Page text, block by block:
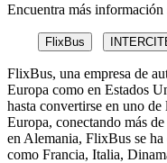
Encuentra más información
FlixBus
FlixBus, una empresa de
Europa como en Estados
hasta convertirse en uno de
Europa, conectando más
en Alemania, FlixBus se ha
como Francia, Italia,